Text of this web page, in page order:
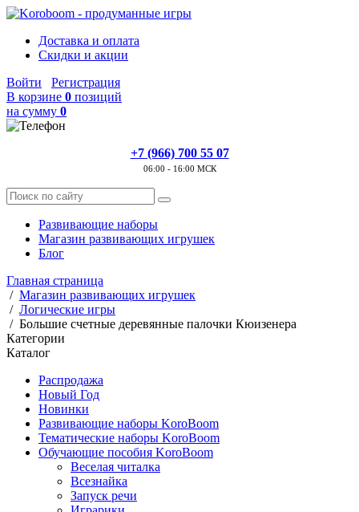
Доставка и оплата
Скидки и акции
Войти
Регистрация
В корзине 0 позиций
на сумму 0
+7 (966) 700 55 07
06:00 - 16:00 МСК
Развивающие наборы
Магазин развивающих игрушек
Блог
Главная страница
/ Магазин развивающих игрушек
/ Логические игры
/ Большие счетные деревянные палочки Кюизенера
Категории
Каталог
Распродажа
Новый Год
Новинки
Развивающие наборы KoroBoom
Тематические наборы KoroBoom
Обучающие пособия KoroBoom
Веселая читалка
Всезнайка
Запуск речи